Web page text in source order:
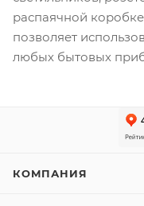
распаячной
позволяет
любых бытовых
КОМПАНИЯ